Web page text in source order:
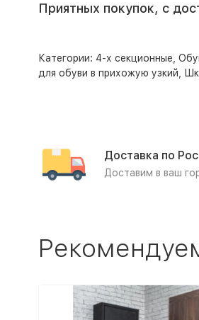
Приятных покупок, с
Категории: 4-х секционные
для обуви в прихожую узкий
Доставка по
Доставим в ваш